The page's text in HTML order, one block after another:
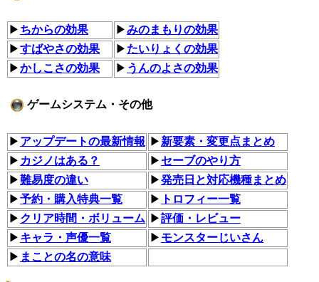
▶ ちからの効果 ▶みのまもりの効果
▶すばやさの効果 ▶ たいりょくの効果
▶かしこさの効果 ▶ うんのよさの効果
ゲームシステム・その他
▶︎ アップデートの最新情報 ▶ 新要素・変更点まとめ
▶︎ カジノはある？ ▶ セーブのやり方
▶難易度の違い ▶発売日と対応機種まとめ
▶予約・購入特典一覧 ▶ トロフィー一覧
▶ クリア時間・ボリューム ▶評価・レビュー
▶ キャラ・声優一覧 ▶ モンスターじいさん
▶︎ まことの名の意味